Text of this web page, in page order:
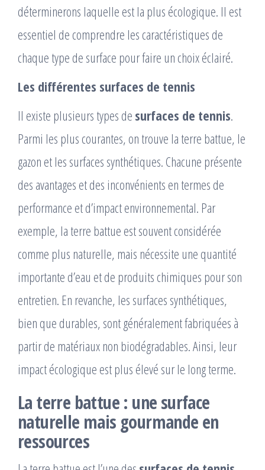
déterminerons laquelle est la plus écologique. Il est
essentiel de comprendre les caractéristiques de
chaque type de surface pour faire un choix éclairé.
Les différentes surfaces de tennis
Il existe plusieurs types de surfaces de tennis.
Parmi les plus courantes, on trouve la terre battue, le
gazon et les surfaces synthétiques. Chacune présente
des avantages et des inconvénients en termes de
performance et d’impact environnemental. Par
exemple, la terre battue est souvent considérée
comme plus naturelle, mais nécessite une quantité
importante d’eau et de produits chimiques pour son
entretien. En revanche, les surfaces synthétiques,
bien que durables, sont généralement fabriquées à
partir de matériaux non biodégradables. Ainsi, leur
impact écologique est plus élevé sur le long terme.
La terre battue : une surface
naturelle mais gourmande en
ressources